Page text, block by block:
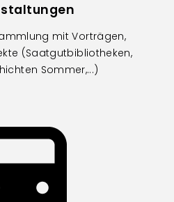
mit Vorträgen,
(Saatgutbibliotheken,
Sommer,...)